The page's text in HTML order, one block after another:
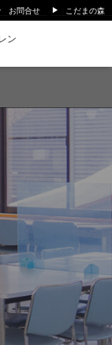
お問合せ こだまの森
ン